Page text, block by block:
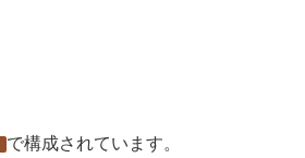
で構成されています。